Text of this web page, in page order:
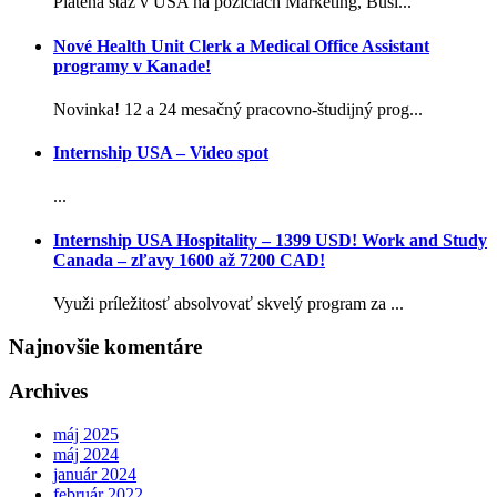
Nové Health Unit Clerk a Medical Office Assistant
programy v Kanade!
Novinka! 12 a 24 mesačný pracovno-študijný prog...
Internship USA – Video spot
...
Internship USA Hospitality – 1399 USD! Work and Study
Canada – zľavy 1600 až 7200 CAD!
Využi príležitosť absolvovať skvelý program za ...
Najnovšie komentáre
Archives
máj 2025
máj 2024
január 2024